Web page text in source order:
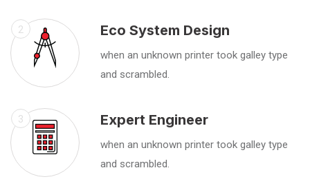
2 Eco System Design
when an unknown printer took galley type
and scrambled.
3 Expert Engineer
when an unknown printer took galley type
and scrambled.